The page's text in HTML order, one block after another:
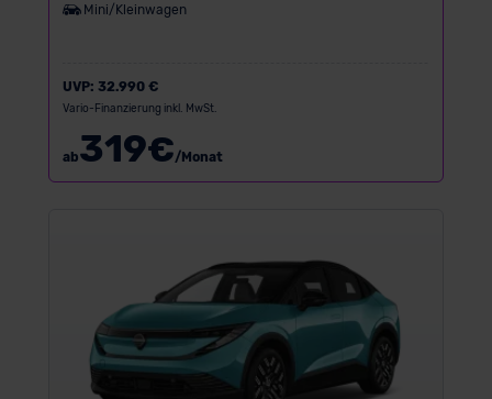
Mini/Kleinwagen
UVP: 32.990 €
Vario-Finanzierung inkl. MwSt.
ab319€/Monat